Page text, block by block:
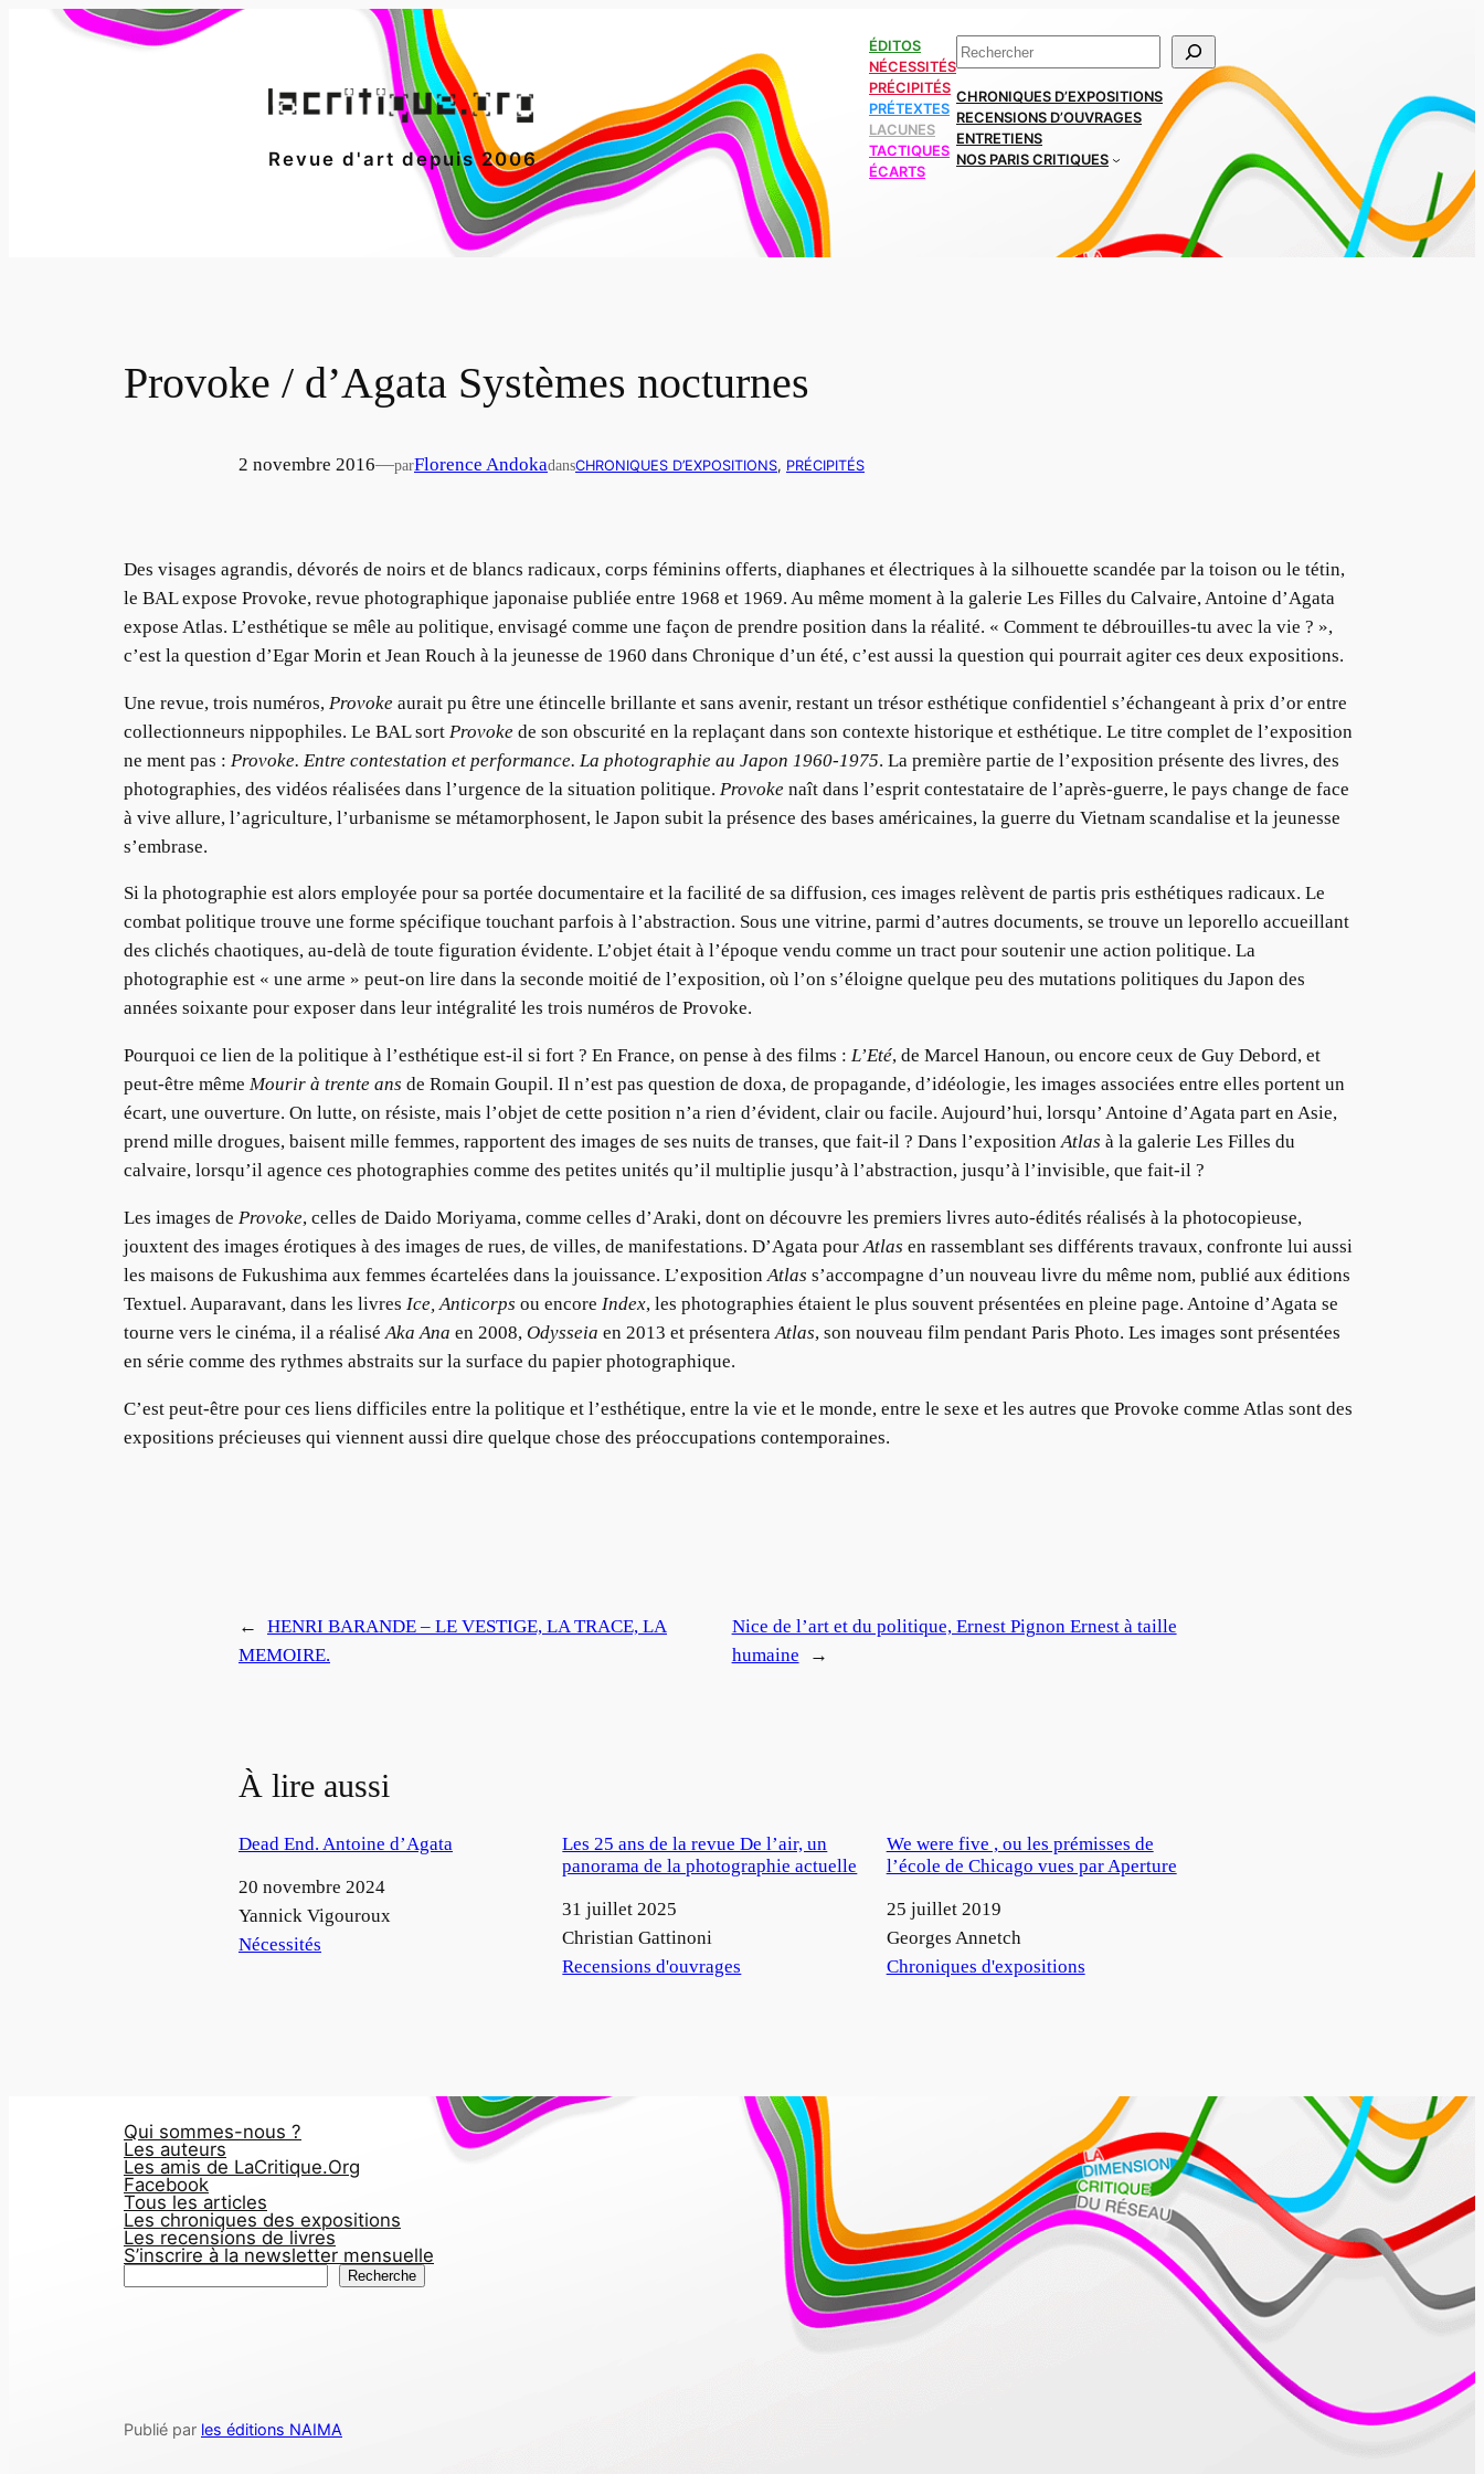
Revue d'art depuis 2006
ÉDITOS
NÉCESSITÉS
PRÉCIPITÉS
PRÉTEXTES
LACUNES
TACTIQUES
ÉCARTS
Rechercher
CHRONIQUES D’EXPOSITIONS
RECENSIONS D’OUVRAGES
ENTRETIENS
NOS PARIS CRITIQUES
Provoke / d’Agata Systèmes nocturnes
2 novembre 2016—parFlorence AndokadansCHRONIQUES D’EXPOSITIONS, PRÉCIPITÉS
Des visages agrandis, dévorés de noirs et de blancs radicaux, corps féminins offerts, diaphanes et électriques à la silhouette scandée par la toison ou le tétin,
le BAL expose Provoke, revue photographique japonaise publiée entre 1968 et 1969. Au même moment à la galerie Les Filles du Calvaire, Antoine d’Agata
expose Atlas. L’esthétique se mêle au politique, envisagé comme une façon de prendre position dans la réalité. « Comment te débrouilles-tu avec la vie ? »,
c’est la question d’Egar Morin et Jean Rouch à la jeunesse de 1960 dans Chronique d’un été, c’est aussi la question qui pourrait agiter ces deux expositions.
Une revue, trois numéros, Provoke aurait pu être une étincelle brillante et sans avenir, restant un trésor esthétique confidentiel s’échangeant à prix d’or entre
collectionneurs nippophiles. Le BAL sort Provoke de son obscurité en la replaçant dans son contexte historique et esthétique. Le titre complet de l’exposition
ne ment pas : Provoke. Entre contestation et performance. La photographie au Japon 1960-1975. La première partie de l’exposition présente des livres, des
photographies, des vidéos réalisées dans l’urgence de la situation politique. Provoke naît dans l’esprit contestataire de l’après-guerre, le pays change de face
à vive allure, l’agriculture, l’urbanisme se métamorphosent, le Japon subit la présence des bases américaines, la guerre du Vietnam scandalise et la jeunesse
s’embrase.
Si la photographie est alors employée pour sa portée documentaire et la facilité de sa diffusion, ces images relèvent de partis pris esthétiques radicaux. Le
combat politique trouve une forme spécifique touchant parfois à l’abstraction. Sous une vitrine, parmi d’autres documents, se trouve un leporello accueillant
des clichés chaotiques, au-delà de toute figuration évidente. L’objet était à l’époque vendu comme un tract pour soutenir une action politique. La
photographie est « une arme » peut-on lire dans la seconde moitié de l’exposition, où l’on s’éloigne quelque peu des mutations politiques du Japon des
années soixante pour exposer dans leur intégralité les trois numéros de Provoke.
Pourquoi ce lien de la politique à l’esthétique est-il si fort ? En France, on pense à des films : L’Eté, de Marcel Hanoun, ou encore ceux de Guy Debord, et
peut-être même Mourir à trente ans de Romain Goupil. Il n’est pas question de doxa, de propagande, d’idéologie, les images associées entre elles portent un
écart, une ouverture. On lutte, on résiste, mais l’objet de cette position n’a rien d’évident, clair ou facile. Aujourd’hui, lorsqu’ Antoine d’Agata part en Asie,
prend mille drogues, baisent mille femmes, rapportent des images de ses nuits de transes, que fait-il ? Dans l’expositionAtlas à la galerie Les Filles du
calvaire, lorsqu’il agence ces photographies comme des petites unités qu’il multiplie jusqu’à l’abstraction, jusqu’à l’invisible, que fait-il ?
Les images de Provoke, celles de Daido Moriyama, comme celles d’Araki, dont on découvre les premiers livres auto-édités réalisés à la photocopieuse,
jouxtent des images érotiques à des images de rues, de villes, de manifestations. D’Agata pourAtlas en rassemblant ses différents travaux, confronte lui aussi
les maisons de Fukushima aux femmes écartelées dans la jouissance. L’expositionAtlas s’accompagne d’un nouveau livre du même nom, publié aux éditions
Textuel. Auparavant, dans les livres Ice, Anticorps ou encore Index, les photographies étaient le plus souvent présentées en pleine page. Antoine d’Agata se
tourne vers le cinéma, il a réaliséAka Ana en 2008, Odysseia en 2013 et présenteraAtlas, son nouveau film pendant Paris Photo. Les images sont présentées
en série comme des rythmes abstraits sur la surface du papier photographique.
C’est peut-être pour ces liens difficiles entre la politique et l’esthétique, entre la vie et le monde, entre le sexe et les autres que Provoke comme Atlas sont des
expositions précieuses qui viennent aussi dire quelque chose des préoccupations contemporaines.
←
HENRI BARANDE – LE VESTIGE, LA TRACE, LA
MEMOIRE.
Nice de l’art et du politique, Ernest Pignon Ernest à taille
humaine
→
À lire aussi
Dead End. Antoine d’Agata
Date
20 novembre 2024
Auteur
Yannick Vigouroux
Par rapport à
Nécessités
Les 25 ans de la revue De l’air, un
panorama de la photographie actuelle
Date
31 juillet 2025
Auteur
Christian Gattinoni
Par rapport à
Recensions d'ouvrages
We were five , ou les prémisses de
l’école de Chicago vues par Aperture
Date
25 juillet 2019
Auteur
Georges Annetch
Par rapport à
Chroniques d'expositions
Qui sommes-nous ?
Les auteurs
Les amis de LaCritique.Org
Facebook
Tous les articles
Les chroniques des expositions
Les recensions de livres
S’inscrire à la newsletter mensuelle
r
Recherche
Publié par les éditions NAIMA